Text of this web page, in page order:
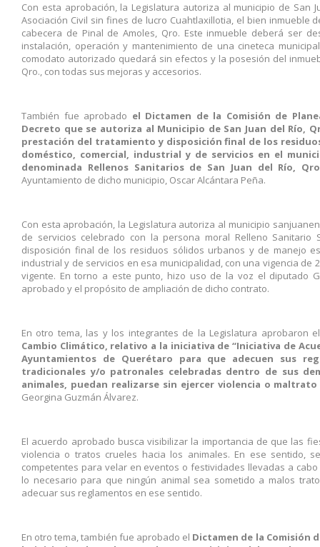
Con esta aprobación, la Legislatura autoriza al municipio de San
Asociación Civil sin fines de lucro Cuahtlaxillotia, el bien inmueble
cabecera de Pinal de Amoles, Qro. Este inmueble deberá ser
instalación, operación y mantenimiento de una cineteca
comodato autorizado quedará sin efectos y la posesión del
Qro., con todas sus mejoras y accesorios.
También fue aprobado el Dictamen de la Comisión de
Decreto que se autoriza al Municipio de San Juan del Río,
prestación del tratamiento y disposición final de los
doméstico, comercial, industrial y de servicios en el
denominada Rellenos Sanitarios de San Juan del Río,
Ayuntamiento de dicho municipio, Oscar Alcántara Peña.
Con esta aprobación, la Legislatura autoriza al municipio
de servicios celebrado con la persona moral Relleno Sanitario
disposición final de los residuos sólidos urbanos y de manejo
industrial y de servicios en esa municipalidad, con una vigencia
vigente. En torno a este punto, hizo uso de la voz el diputado
aprobado y el propósito de ampliación de dicho contrato.
En otro tema, las y los integrantes de la Legislatura aprobaron
Cambio Climático, relativo a la iniciativa de “Iniciativa de
Ayuntamientos de Querétaro para que adecuen sus
tradicionales y/o patronales celebradas dentro de sus
animales, puedan realizarse sin ejercer violencia o
Georgina Guzmán Álvarez.
El acuerdo aprobado busca visibilizar la importancia de que las
violencia o tratos crueles hacia los animales. En ese sentido,
competentes para velar en eventos o festividades llevadas a
lo necesario para que ningún animal sea sometido a malos
adecuar sus reglamentos en ese sentido.
En otro tema, también fue aprobado el Dictamen de la Comisión